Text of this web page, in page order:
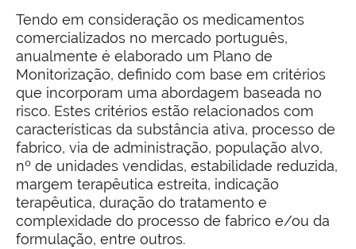
Tendo em consideração os medicamentos
comercializados no mercado português,
anualmente é elaborado um Plano de
Monitorização, definido com base em critérios
que incorporam uma abordagem baseada no
risco. Estes critérios estão relacionados com
características da substância ativa, processo de
fabrico, via de administração, população alvo,
nº de unidades vendidas, estabilidade reduzida,
margem terapêutica estreita, indicação
terapêutica, duração do tratamento e
complexidade do processo de fabrico e/ou da
formulação, entre outros.